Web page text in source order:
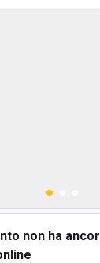
non ha